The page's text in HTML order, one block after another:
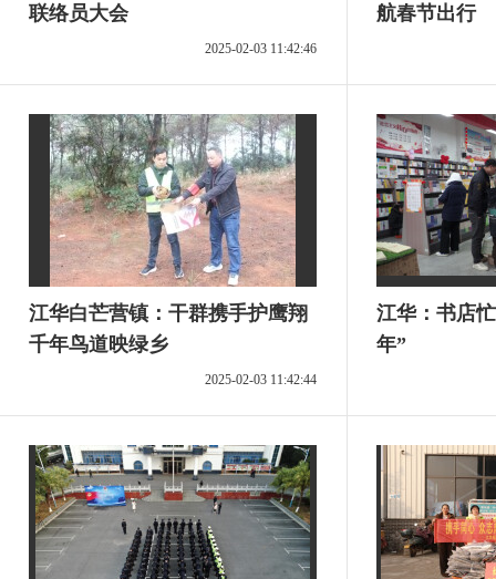
联络员大会
2025-02-03 11:42:46
航春节出行
江华白芒营镇：干群携手护鹰翔
千年鸟道映绿乡
2025-02-03 11:42:44
江华：书店
年”